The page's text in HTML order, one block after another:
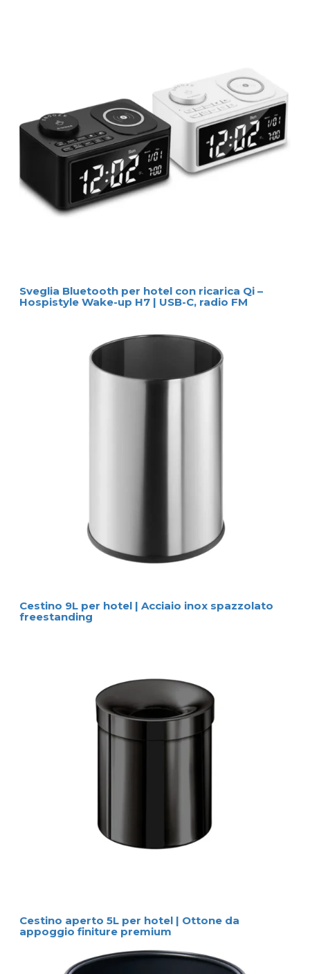
Sveglia Bluetooth per hotel con ricarica Qi –
Hospistyle Wake-up H7 | USB-C, radio FM
Cestino 9L per hotel | Acciaio inox spazzolato
freestanding
Cestino aperto 5L per hotel | Ottone da
appoggio finiture premium